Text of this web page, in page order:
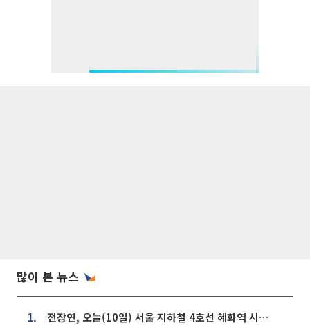
많이 본 뉴스
1. 전장연, 오늘(10일) 서울 지하철 4호선 혜화역 시위…1호선 용산역 무정차